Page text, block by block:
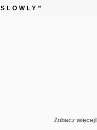
SLOWLY”
Zobacz więcej!